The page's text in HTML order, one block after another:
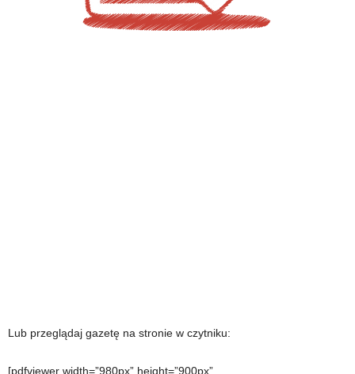
Lub przeglądaj gazetę na stronie w czytniku:
[pdfviewer width=”980px” height=”900px”